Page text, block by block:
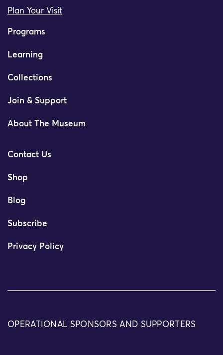
Plan Your Visit
Programs
Learning
Collections
Join & Support
About The Museum
Contact Us
Shop
Blog
Subscribe
Privacy Policy
OPERATIONAL SPONSORS AND SUPPORTERS